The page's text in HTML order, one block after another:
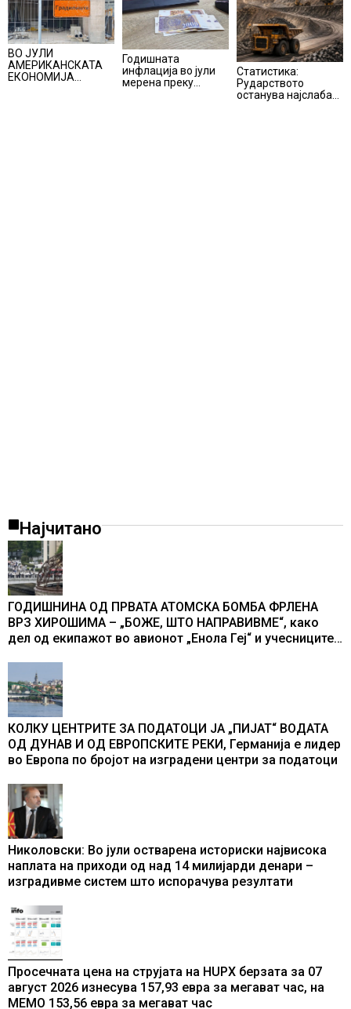
ВО ЈУЛИ
АМЕРИКАНСКАТА
ЕКОНОМИЈА
Годишната
инфлација во јули
мерена преку
Статистика:
Рударството
останува најслаба
Најчитано
ГОДИШНИНА ОД ПРВАТА АТОМСКА БОМБА ФРЛЕНА
ВРЗ ХИРОШИМА – „БОЖЕ, ШТО НАПРАВИВМЕ“, како
дел од екипажот во авионот „Енола Геј“ и учесниците
промени текот на историјата
КОЛКУ ЦЕНТРИТЕ ЗА ПОДАТОЦИ ЈА „ПИЈАТ“ ВОДАТА
ОД ДУНАВ И ОД ЕВРОПСКИТЕ РЕКИ, Германија е лидер
во Европа по бројот на изградени центри за податоци
Николовски: Во јули остварена историски највисока
наплата на приходи од над 14 милијарди денари –
изградивме систем што испорачува резултати
Просечната цена на струјата на HUPX берзата за 07
август 2026 изнесува 157,93 евра за мегават час, на
МЕМО 153,56 евра за мегават час